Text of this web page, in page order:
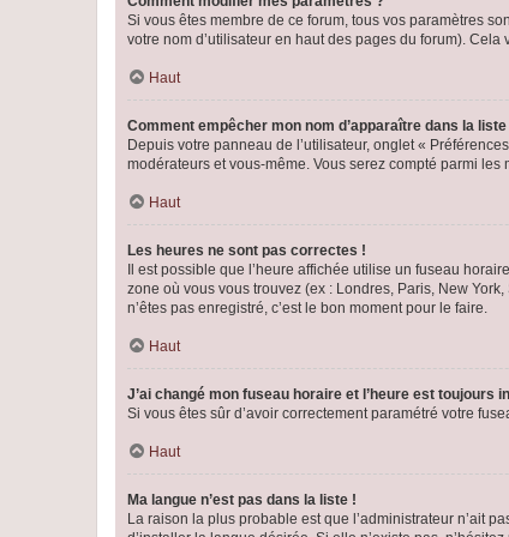
Si vous êtes membre de ce forum, tous vos paramètres
votre nom d’utilisateur en haut des pages du forum).
Haut
Comment empêcher mon nom d’apparaître dans la
Depuis votre panneau de l’utilisateur, onglet «
modérateurs et vous-même. Vous serez compté parmi les
Haut
Les heures ne sont pas correctes !
Il est possible que l’heure affichée utilise un fuseau
zone où vous vous trouvez (ex : Londres, Paris, New
n’êtes pas enregistré, c’est le bon moment pour le faire.
Haut
J’ai changé mon fuseau horaire et l’heure est toujours
Si vous êtes sûr d’avoir correctement paramétré votre
Haut
Ma langue n’est pas dans la liste !
La raison la plus probable est que l’administrateur n’ait